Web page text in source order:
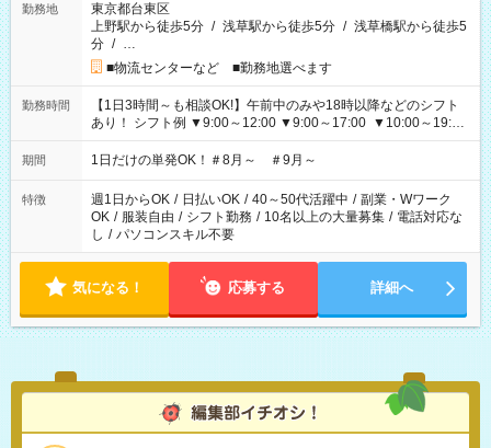
勤務地
東京都台東区
上野駅から徒歩5分 / 浅草駅から徒歩5分 / 浅草橋駅から徒歩5
分 / …
■物流センターなど ■勤務地選べます
勤務時間
【1日3時間～も相談OK!】午前中のみや18時以降などのシフト
あり！ シフト例 ▼9:00～12:00 ▼9:00～17:00 ▼10:00～19:00
▼18:00～21:00
期間 1日だけの単発OK！＃8月～ ＃9月～
特徴 週1日からOK / 日払いOK / 40～50代活躍中 / 副業・Wワーク
OK / 服装自由 / シフト勤務 / 10名以上の大量募集 / 電話対応な
し / パソコンスキル不要
気になる！ 応募する 詳細へ